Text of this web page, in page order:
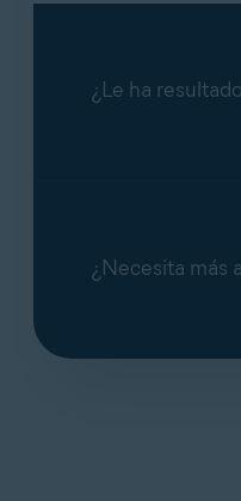
¿Le ha
¿Necesita más